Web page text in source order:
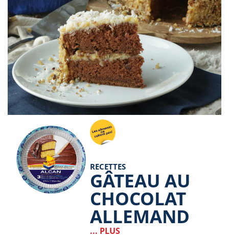
RECETTES
GÂTEAU AU
CHOCOLAT
ALLEMAND
... PLUS